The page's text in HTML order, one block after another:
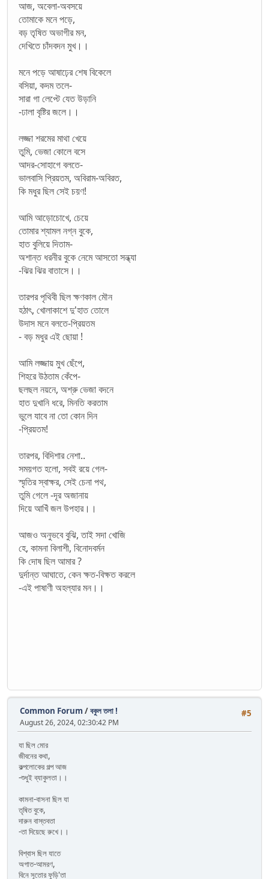
আজ, অবেলা-অবসয়ে
তোমাকে মনে পড়ে,
বড় তৃষিত অভাগীর মন,
দেখিতে চাঁদবদন মুখ।।
মনে পড়ে আষাঢ়ের শেষ বিকেলে
বসিয়া, কদম তলে-
সারা গা লেপ্টে যেত উড়ানি
-ঢালা বৃষ্টির জলে।।
লজ্জা শরমের মাথা খেয়ে
তুমি, ভেজা কোলে বসে
আদর-সোহাগে বলতে-
ভালবাসি প্রিয়তম, অবিরাম-অবিরত,
কি মধুর ছিল সেই চয়ণ!
আমি আড়োচোখে, চেয়ে
তোমার শ্যামল নগ্ন বুকে,
হাত বুলিয়ে দিতাম-
অশান্ত ধরনীর বুকে নেমে আসতো সন্ধ্যা
-ঝির ঝির বাতাসে।।
তারপর পৃথিবী ছিল ক্ষণকাল মৌন
হঠাৎ, খোলাকাশে দু'হাত তোলে
উদাস মনে বলতে-প্রিয়তম
- বড় মধুর এই ছোয়া !
আমি লজ্জায় মুখ ছেঁপে,
শিহরে উঠতাম কেঁপে-
ছলছল নয়নে, অশ্রু ভেজা বদনে
হাত দুখানি ধরে, মিনতি করতাম
ভুলে যাবে না তো কোন দিন
-প্রিয়তম!
তারপর, বিদিশার নেশা..
সময়গত হলো, সবই রয়ে গেল-
স্মৃতির স্বাক্ষর, সেই চেনা পথ,
তুমি গেলে -দূর অজানায়
দিয়ে আখিঁ জল উপহার।।
আজও অনুভবে বুঝি, তাই সদা খোজি
হে, কামনা বিলাশী, বিনোদবর্মন
কি দোষ ছিল আমার ?
দুর্দান্ত আঘাতে, কেন ক্ষত-বিক্ষত করলে
-এই পাষাণী অহল্যার মন।।
#5
Common Forum /বকুল তলা !
August 26, 2024, 02:30:42 PM
যা ছিল মোর
জীবনের কথা,
কল্পলোকের গল্প আজ
-শুধুই ব্যাকুলতা।।
কামনা-বাসনা ছিল যা
তৃষিত বুকে,
দারুন বাস্তবতা
-তা দিয়েছে রুখে।।
বিশ্বাস ছিল যাতে
অগাত-আমরণ,
বিনে সূতোর ফুড়ি'তা